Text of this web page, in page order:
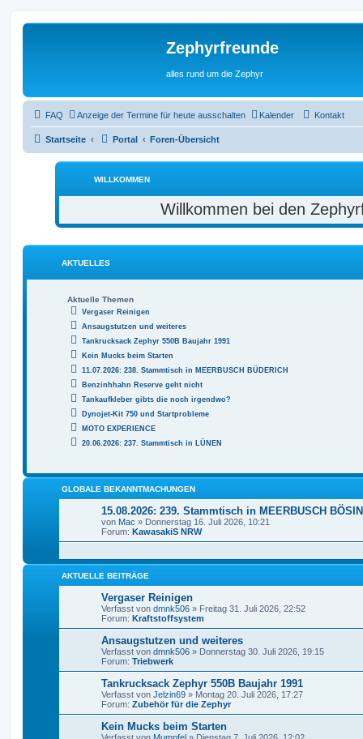
Zephyrfreunde
alles rund um die Zephyr
FAQ Anzeige der Termine für heute ausschalten Kalender Kontakt
Startseite Portal Foren-Übersicht
WILLKOMMEN
Willkommen bei den
AKTUELLES
Aktuelle Themen
Vergaser Reinigen
Ansaugstutzen und weiteres
Tankrucksack Zephyr 550B Baujahr 1991
Kein Mucks beim Starten
11.07.2026: 238. Stammtisch in MEERBUSCH BÜDERICH
Benzinhhahn Reserve geht nicht
Tankaufkleber gibts die noch irgendwo?
Dynojet-Kit 750 und Startprobleme
MOTO EXPERIENCE
20.06.2026: 237. Stammtisch in LÜNEN
GLOBALE BEKANNTMACHUNGEN
15.08.2026: 239. Stammtisch in MEERBUSCH
von Mac » Donnerstag 16. Juli 2026, 10:21
Forum: KawasakiS NRW
AKTUELLE BEITRÄGE
Vergaser Reinigen
Verfasst von dmnk506 » Freitag 31. Juli 2026, 22:52
Forum: Kraftstoffsystem
Ansaugstutzen und weiteres
Verfasst von dmnk506 » Donnerstag 30. Juli 2026, 19:15
Forum: Triebwerk
Tankrucksack Zephyr 550B Baujahr 1991
Verfasst von Jelzin69 » Montag 20. Juli 2026, 17:27
Forum: Zubehör für die Zephyr
Kein Mucks beim Starten